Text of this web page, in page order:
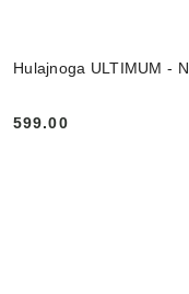
Hulajnoga ULTIMUM -
599.00